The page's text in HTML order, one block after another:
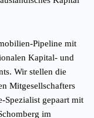
Pipeline mit
Kapital- und
Wir stellen die
Mitgesellschafters
Spezialist gepaart mit
im